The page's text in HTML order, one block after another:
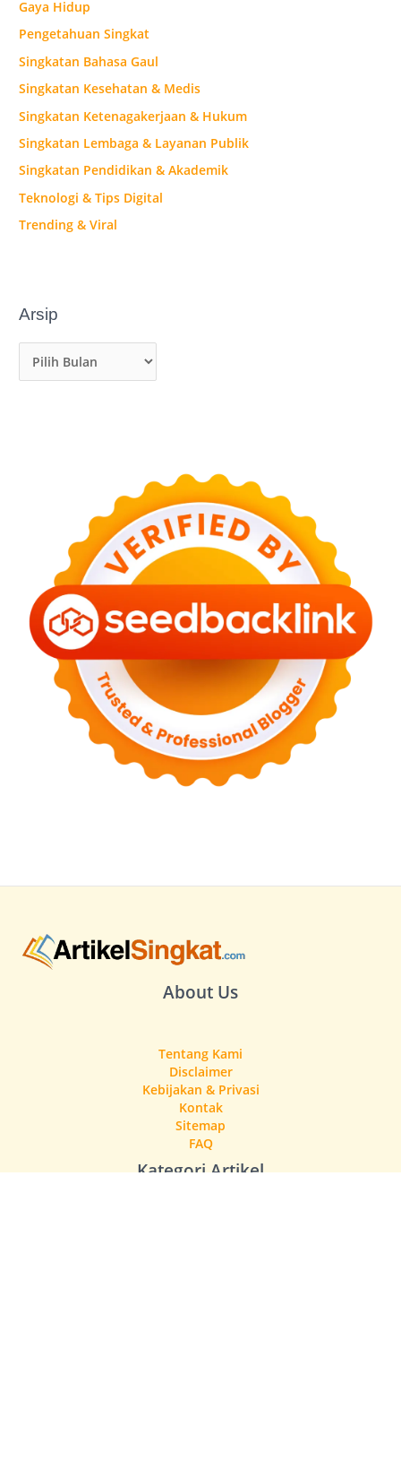
Gaya Hidup
Pengetahuan Singkat
Singkatan Bahasa Gaul
Singkatan Kesehatan & Medis
Singkatan Ketenagakerjaan & Hukum
Singkatan Lembaga & Layanan Publik
Singkatan Pendidikan & Akademik
Teknologi & Tips Digital
Trending & Viral
Arsip
About Us
Tentang Kami
Disclaimer
Kebijakan & Privasi
Kontak
Sitemap
FAQ
Kategori Artikel